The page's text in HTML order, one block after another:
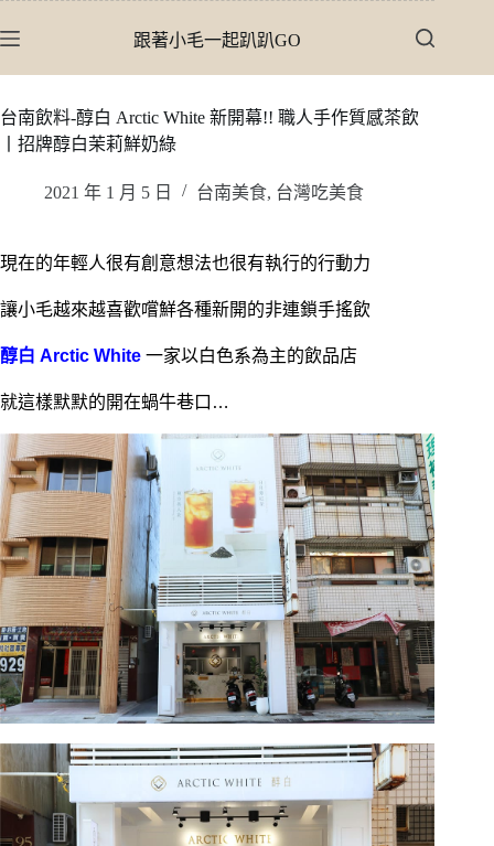
至
內
跟著小毛一起趴趴GO
台南飲料-醇白 Arctic White 新開幕!! 職人手作質感茶飲
丨招牌醇白茉莉鮮奶綠
2021 年 1 月 5 日 台南美食, 台灣吃美食
現在的年輕人很有創意想法也很有執行的行動力
讓小毛越來越喜歡嚐鮮各種新開的非連鎖手搖飲
醇白 Arctic White 一家以白色系為主的飲品店
就這樣默默的開在蝸牛巷口…